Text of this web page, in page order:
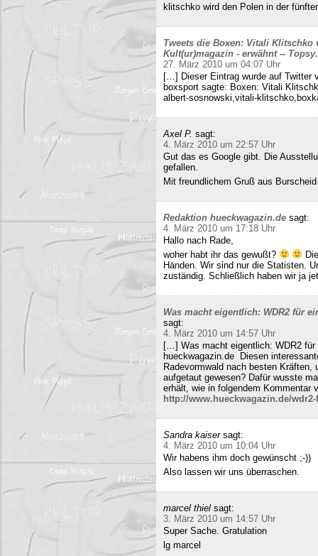
klitschko wird den Polen in der
Tweets die Boxen: Vitali Klitschko
Kult(ur)magazin - erwähnt --
27. März 2010 um 04:07 Uhr
[…] Dieser Eintrag wurde auf Twitter
boxsport sagte: Boxen: Vitali
albert-sosnowski,vitali-
Axel P. sagt:
4. März 2010 um 22:57 Uhr
Gut das es Google gibt. Die
gefallen.
Mit freundlichem Gruß aus Burscheid
Redaktion hueckwagazin.de sagt:
4. März 2010 um 17:18 Uhr
Hallo nach Rade,
woher habt ihr das gewußt?
Händen. Wir sind nur die Statisten.
zuständig. Schließlich haben wir ja
Was macht eigentlich: WDR2 für
sagt:
4. März 2010 um 14:57 Uhr
[…] Was macht eigentlich: WDR2
hueckwagazin.de Diesen
Radevormwald nach besten
aufgetaut gewesen? Dafür wusste
erhält, wie in folgendem Kommentar
http://www.hueckwagazin.de/
Sandra kaiser sagt:
4. März 2010 um 10:04 Uhr
Wir habens ihm doch gewünscht ;-))
Also lassen wir uns überraschen.
marcel thiel sagt:
3. März 2010 um 14:57 Uhr
Super Sache. Gratulation
lg marcel